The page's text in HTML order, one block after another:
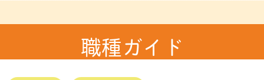
職種ガイド